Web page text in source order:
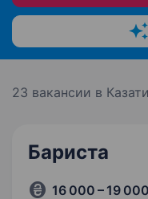
23 вакансии в
Бариста
16 000 – 19